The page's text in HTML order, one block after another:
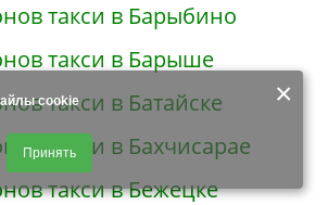
×
cookie
наш сайт, Вы даете согласие на обработку
данных (файлы-cookies, IP-адрес,
браузера, дата и время осуществления
поисковых запросов) для сбора аналитической и
Принять
такси в Барыбино
такси в Барыше
такси в Батайске
такси в Бахчисарае
такси в Бежецке